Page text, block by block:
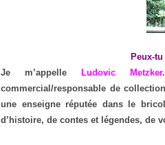
Peux-
Je m’appelle
Ludovic Metzker
commercial/responsable de
une enseigne réputée dans le
d’histoire, de contes et légendes, de